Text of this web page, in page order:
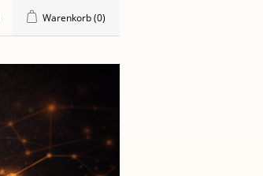
Warenkorb(0)